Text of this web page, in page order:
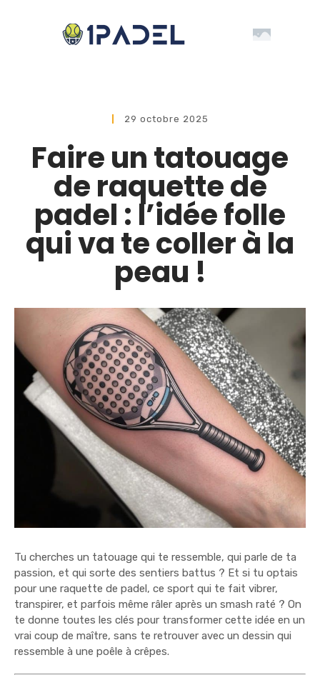
29 octobre 2025
Faire un tatouage
de raquette de
padel : l’idée folle
qui va te coller à la
peau !
Tu cherches un tatouage qui te ressemble, qui parle de ta
passion, et qui sorte des sentiers battus ? Et si tu optais
pour une raquette de padel, ce sport qui te fait vibrer,
transpirer, et parfois même râler après un smash raté ? On
te donne toutes les clés pour transformer cette idée en un
vrai coup de maître, sans te retrouver avec un dessin qui
ressemble à une poêle à crêpes.